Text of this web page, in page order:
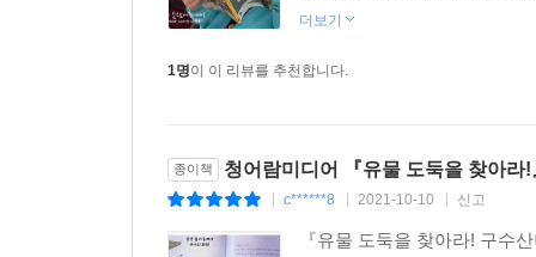
더보기
1명이 이 리뷰를 추천합니다.
종이책 청어람미디어 『유물 도둑을 찾아라
c******8 2021-10-10 신고
『유물 도둑을 찾아라! 구수